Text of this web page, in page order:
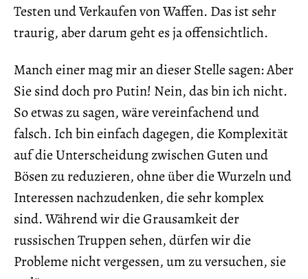
Testen und Verkaufen von Waffen. Das ist sehr
traurig, aber darum geht es ja offensichtlich.
Manch einer mag mir an dieser Stelle sagen: Aber
Sie sind doch pro Putin! Nein, das bin ich nicht.
So etwas zu sagen, wäre vereinfachend und
falsch. Ich bin einfach dagegen, die Komplexität
auf die Unterscheidung zwischen Guten und
Bösen zu reduzieren, ohne über die Wurzeln und
Interessen nachzudenken, die sehr komplex
sind. Während wir die Grausamkeit der
russischen Truppen sehen, dürfen wir die
Probleme nicht vergessen, um zu versuchen, sie